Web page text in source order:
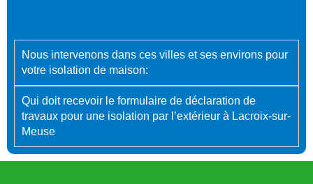
Nous intervenons dans ces villes et ses environs pour
votre isolation de maison:
Qui doit recevoir le formulaire de déclaration de
travaux pour une isolation par l’extérieur à Lacroix-sur-
Meuse